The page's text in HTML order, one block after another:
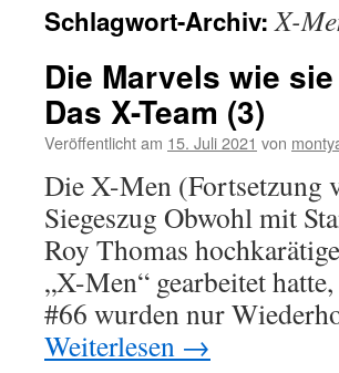
Schlagwort-Archiv:X-
Die Marvels wie
Das X-Team (3)
Veröffentlicht am 15. Juli 2021 von
Die X-Men (Fortsetzung
Siegeszug Obwohl mit
Roy Thomas
„X-Men“ gearbeitet
#66 wurden nur
Weiterlesen →